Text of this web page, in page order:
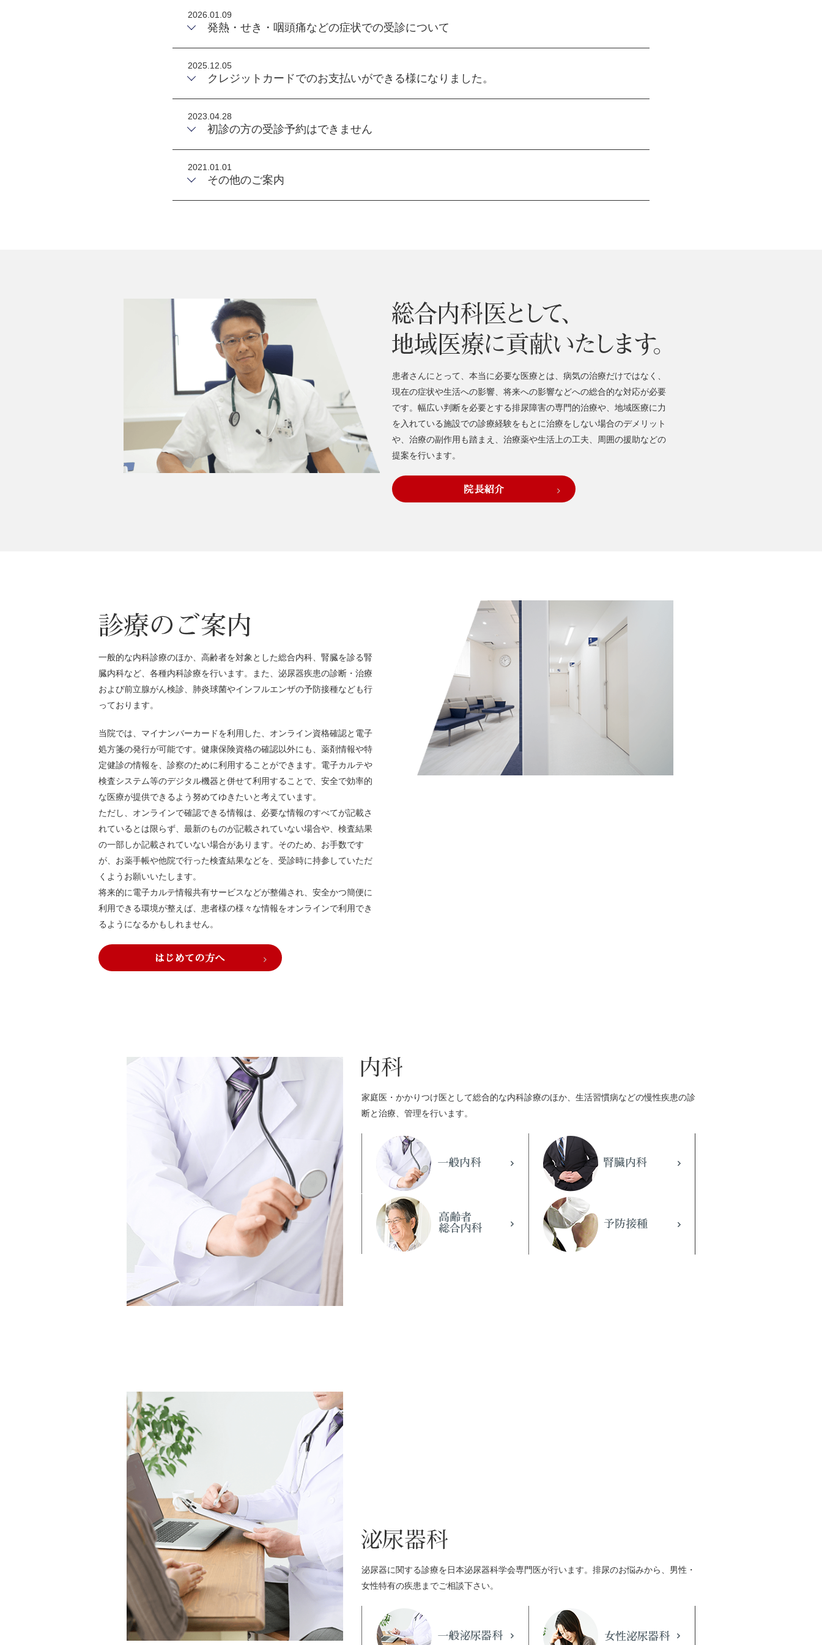
2026.01.09
発熱・せき・咽頭痛などの症状での受診について
2025.12.05
クレジットカードでのお支払いができる様になりました。
2023.04.28
初診の方の受診予約はできません
2021.01.01
その他のご案内
患者さんにとって、本当に必要な医療とは、病気の治療だけではなく、
現在の症状や生活への影響、将来への影響などへの総合的な対応が必要
です。幅広い判断を必要とする排尿障害の専門的治療や、地域医療に力
を入れている施設での診療経験をもとに治療をしない場合のデメリット
や、治療の副作用も踏まえ、治療薬や生活上の工夫、周囲の援助などの
提案を行います。
一般的な内科診療のほか、高齢者を対象とした総合内科、腎臓を診る腎
臓内科など、各種内科診療を行います。また、泌尿器疾患の診断・治療
および前立腺がん検診、肺炎球菌やインフルエンザの予防接種なども行
っております。
当院では、マイナンバーカードを利用した、オンライン資格確認と電子
処方箋の発行が可能です。健康保険資格の確認以外にも、薬剤情報や特
定健診の情報を、診察のために利用することができます。電子カルテや
検査システム等のデジタル機器と併せて利用することで、安全で効率的
な医療が提供できるよう努めてゆきたいと考えています。
ただし、オンラインで確認できる情報は、必要な情報のすべてが記載さ
れているとは限らず、最新のものが記載されていない場合や、検査結果
の一部しか記載されていない場合があります。そのため、お手数です
が、お薬手帳や他院で行った検査結果などを、受診時に持参していただ
くようお願いいたします。
将来的に電子カルテ情報共有サービスなどが整備され、安全かつ簡便に
利用できる環境が整えば、患者様の様々な情報をオンラインで利用でき
るようになるかもしれません。
家庭医・かかりつけ医として総合的な内科診療のほか、生活習慣病などの慢性疾患の診
断と治療、管理を行います。
泌尿器に関する診療を日本泌尿器科学会専門医が行います。排尿のお悩みから、男性・
女性特有の疾患までご相談下さい。